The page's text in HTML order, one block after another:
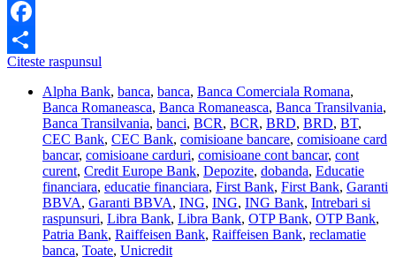
Facebook
Share
Citeste raspunsul
au
cele
mai
mari
dobanzi
la
depozitele
in
lei?
Alpha Bank, banca, banca, Banca Comerciala Romana,
Banca Romaneasca, Banca Romaneasca, Banca Transilvania,
Banca Transilvania, banci, BCR, BCR, BRD, BRD, BT,
CEC Bank, CEC Bank, comisioane bancare, comisioane card
bancar, comisioane carduri, comisioane cont bancar, cont
curent, Credit Europe Bank, Depozite, dobanda, Educatie
financiara, educatie financiara, First Bank, First Bank, Garanti
BBVA, Garanti BBVA, ING, ING, ING Bank, Intrebari si
raspunsuri, Libra Bank, Libra Bank, OTP Bank, OTP Bank,
Patria Bank, Raiffeisen Bank, Raiffeisen Bank, reclamatie
banca, Toate, Unicredit